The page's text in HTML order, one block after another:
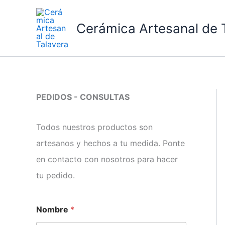
contenido
Cerámica Artesanal de
PEDIDOS - CONSULTAS
Todos nuestros productos son
artesanos y hechos a tu medida. Ponte
en contacto con nosotros para hacer
tu pedido.
á
r
Nombre *